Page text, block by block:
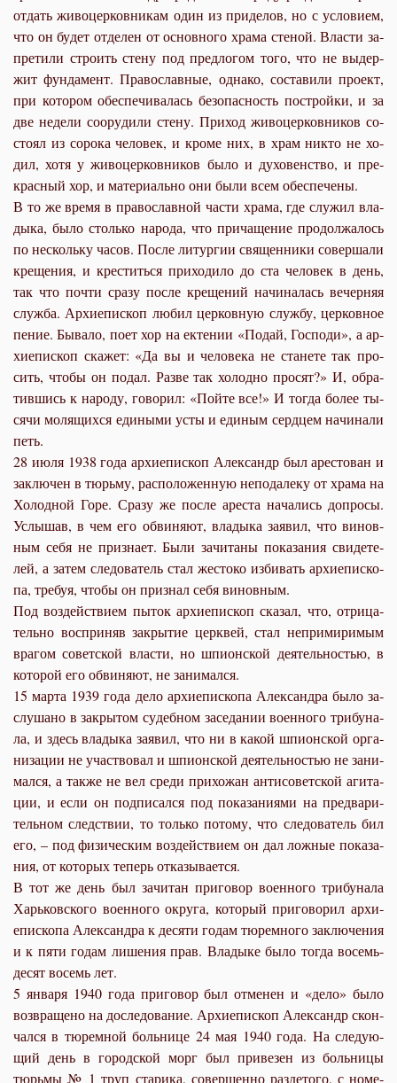
от­дать жи­во­цер­ков­ни­кам один из при­де­лов, но с усло­ви­ем,
что он бу­дет от­де­лен от ос­нов­но­го хра­ма сте­ной. Вла­сти за­
пре­ти­ли стро­ить сте­ну под пред­ло­гом то­го, что не вы­дер­
жит фун­да­мент. Пра­во­слав­ные, од­на­ко, со­ста­ви­ли про­ект,
при ко­то­ром обес­пе­чи­ва­лась без­опас­ность по­строй­ки, и за
две неде­ли со­ору­ди­ли сте­ну. При­ход жи­во­цер­ков­ни­ков со­
сто­ял из со­ро­ка че­ло­век, и кро­ме них, в храм ни­кто не хо­
дил, хо­тя у жи­во­цер­ков­ни­ков бы­ло и ду­хо­вен­ство, и пре­
крас­ный хор, и ма­те­ри­аль­но они бы­ли всем обес­пе­че­ны.
В то же вре­мя в пра­во­слав­ной ча­сти хра­ма, где слу­жил вла­
ды­ка, бы­ло столь­ко на­ро­да, что при­ча­ще­ние про­дол­жа­лось
по несколь­ку ча­сов. По­сле ли­тур­гии свя­щен­ни­ки со­вер­ша­ли
кре­ще­ния, и кре­стить­ся при­хо­ди­ло до ста че­ло­век в день,
так что по­чти сра­зу по­сле кре­ще­ний на­чи­на­лась ве­чер­няя
служ­ба. Ар­хи­епи­скоп лю­бил цер­ков­ную служ­бу, цер­ков­ное
пе­ние. Бы­ва­ло, по­ет хор на ек­те­нии «По­дай, Гос­по­ди», а ар­
хи­епи­скоп ска­жет: «Да вы и че­ло­ве­ка не ста­не­те так про­
сить, чтобы он по­дал. Раз­ве так хо­лод­но про­сят?» И, об­ра­
тив­шись к на­ро­ду, го­во­рил: «Пой­те все!» И то­гда бо­лее ты­
ся­чи мо­ля­щих­ся еди­ны­ми усты и еди­ным серд­цем на­чи­на­ли
петь.
28 июля 1938 го­да ар­хи­епи­скоп Алек­сандр был аре­сто­ван и
за­клю­чен в тюрь­му, рас­по­ло­жен­ную непо­да­ле­ку от хра­ма на
Хо­лод­ной Го­ре. Сра­зу же по­сле аре­ста на­ча­лись до­про­сы.
Услы­шав, в чем его об­ви­ня­ют, вла­ды­ка за­явил, что ви­нов­
ным се­бя не при­зна­ет. Бы­ли за­чи­та­ны по­ка­за­ния сви­де­те­
лей, а за­тем сле­до­ва­тель стал же­сто­ко из­би­вать ар­хи­епи­ско­
па, тре­буя, чтобы он при­знал се­бя ви­нов­ным.
Под воз­дей­стви­ем пы­ток ар­хи­епи­скоп ска­зал, что, от­ри­ца­
тель­но вос­при­няв за­кры­тие церк­вей, стал непри­ми­ри­мым
вра­гом со­вет­ской вла­сти, но шпи­он­ской де­я­тель­но­стью, в
ко­то­рой его об­ви­ня­ют, не за­ни­мал­ся.
15 мар­та 1939 го­да де­ло ар­хи­епи­ско­па Алек­сандра бы­ло за­
слу­ша­но в за­кры­том су­деб­ном за­се­да­нии во­ен­но­го три­бу­на­
ла, и здесь вла­ды­ка за­явил, что ни в ка­кой шпи­он­ской ор­га­
ни­за­ции не участ­во­вал и шпи­он­ской де­я­тель­но­стью не за­ни­
мал­ся, а так­же не вел сре­ди при­хо­жан ан­ти­со­вет­ской аги­та­
ции, и ес­ли он под­пи­сал­ся под по­ка­за­ни­я­ми на пред­ва­ри­
тель­ном след­ствии, то толь­ко по­то­му, что сле­до­ва­тель бил
его, – под физи­че­ским воз­дей­стви­ем он дал лож­ные по­ка­за­
ния, от ко­то­рых те­перь от­ка­зы­ва­ет­ся.
В тот же день был за­чи­тан при­го­вор во­ен­но­го три­бу­на­ла
Харь­ков­ско­го во­ен­но­го окру­га, ко­то­рый при­го­во­рил ар­хи­
епи­ско­па Алек­сандра к де­ся­ти го­дам тю­рем­но­го за­клю­че­ния
и к пя­ти го­дам ли­ше­ния прав. Вла­ды­ке бы­ло то­гда во­семь­
де­сят во­семь лет.
5 ян­ва­ря 1940 го­да при­го­вор был от­ме­нен и «де­ло» бы­ло
воз­вра­ще­но на до­сле­до­ва­ние. Ар­хи­епи­скоп Алек­сандр скон­
чал­ся в тю­рем­ной боль­ни­це 24 мая 1940 го­да. На сле­ду­ю­
щий день в го­род­ской морг был при­ве­зен из боль­ни­цы
тюрь­мы № 1 труп ста­ри­ка, со­вер­шен­но раз­де­то­го, с но­ме­